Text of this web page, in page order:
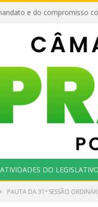
e do compromisso
ATIVIDADES DO LEGISLATIVO
PAUTA DA 31ª SESSÃO